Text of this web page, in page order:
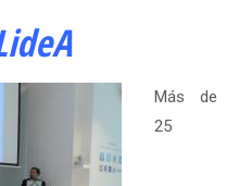
Más de
25